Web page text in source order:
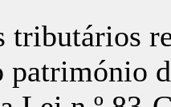
tributários
património